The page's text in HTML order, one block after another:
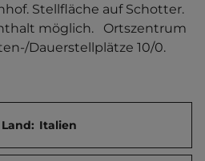
Stellfläche auf Schotter.
möglich.   Ortszentrum
Dauerstellplätze 10/0.
Land: Italien